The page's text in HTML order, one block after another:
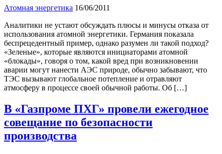
Атомная энергетика 16/06/2011
Аналитики не устают обсуждать плюсы и минусы отказа от
использования атомной энергетики. Германия показала
беспрецедентный пример, однако разумен ли такой подход?
«Зеленые», которые являются инициаторами атомной
«блокады», говоря о том, какой вред при возникновении
аварии могут нанести АЭС природе, обычно забывают, что
ТЭС вызывают глобальное потепление и отравляют
атмосферу в процессе своей обычной работы. Об […]
В «Газпроме ПХГ» провели ежегодное
совещание по безопасности
производства